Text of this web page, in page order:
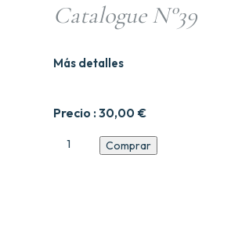
Catalogue N°39
Precio :30,00 €
Más detalles
Catalogue Comprar